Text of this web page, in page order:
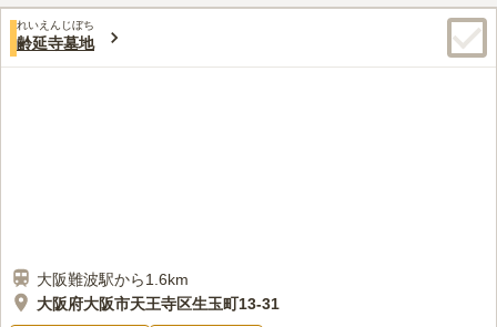
境はお墓参りにも適しています。
口コミ評価
この霊園はまだ誰からも評価されていません。
れいえんじぼち
齢延寺墓地
大阪難波駅から1.6km
大阪府大阪市天王寺区生玉町13-31